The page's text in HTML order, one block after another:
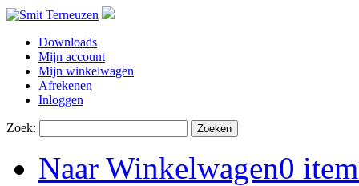
Downloads
Mijn account
Mijn winkelwagen
Afrekenen
Inloggen
Zoek: Zoeken
Naar Winkelwagen0